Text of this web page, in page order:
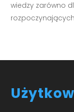
wiedzy zarówno